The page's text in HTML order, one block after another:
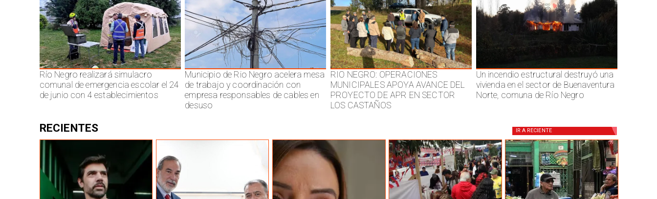
Río Negro realizará simulacro
comunal de emergencia escolar el 24
de junio con 4 establecimientos
Municipio de Rio Negro acelera mesa
de trabajo y coordinación con
empresa responsables de cables en
desuso
RIO NEGRO: OPERACIONES
MUNICIPALES APOYA AVANCE DEL
PROYECTO DE APR EN SECTOR
LOS CASTAÑOS
Un incendio estructural destruyó una
vivienda en el sector de Buenaventura
Norte, comuna de Río Negro
RECIENTES IR A RECIENTE